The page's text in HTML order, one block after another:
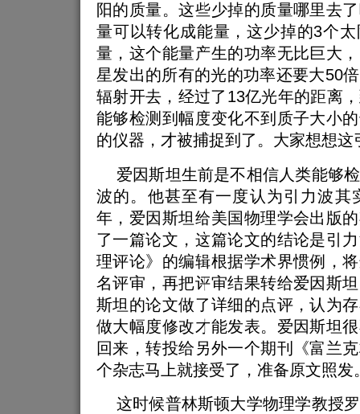
阳的质量。这些少掉的质量哪里去
量可以转化成能量，这少掉的3个
量，这个能量产生的功率无比巨大
星发出的所有的光的功率还要大50
辐射开去，经过了13亿光年的距离
能够检测到幅度变化不到质子大小
的仪器，才被捕捉到了。大家想想
爱因斯坦生前是不相信人类能够
波的。他甚至有一度认为引力波其
年，爱因斯坦给美国物理学会出版
了一篇论文，这篇论文的结论是引
理评论》的编辑根据学术界惯例，
名评审，再把评审结果转给爱因斯
斯坦的论文做了详细的点评，认为
做大幅度修改才能发表。爱因斯坦
回来，转投给另外一个期刊《富兰
个杂志马上就接受了，准备原文照发
这时候普林斯顿大学物理学教授